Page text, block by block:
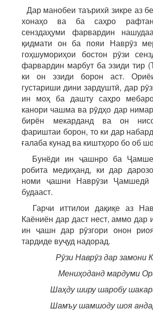
Дар манобеи таърихӣ зикре аз
хонаҳо ва ба саҳро
сенздаҳуми фарвардин
қидмати он ба пояи Наврӯз
гоҳшумориҳои бостон рӯзи
фарвардин марбут ба эзиди тир
ки он эзиди борон аст.
густариши дини зардуштӣ, дар
ин моҳ ба дашту саҳро
канори чашма ва рӯдҳо дар
бирён мекарданд ва он
фариштаи борон, то ки дар
ғалаба кунад ва киштҳоро бо об
Бунёди ин ҷашнро ба
робита медиҳанд, ки дар
номи ҷашни Наврӯзи
будааст.
Гарчи иттилои дақиқе аз
Каёниён дар даст нест, аммо дар
ин ҷашн дар рӯзгори онон
тардиде вуҷуд надорад.
Рӯзи Наврӯз дар замони
Мениҳоданд мардуми
Шаҳду ширу шаробу
Шамъу шамшоду шоя